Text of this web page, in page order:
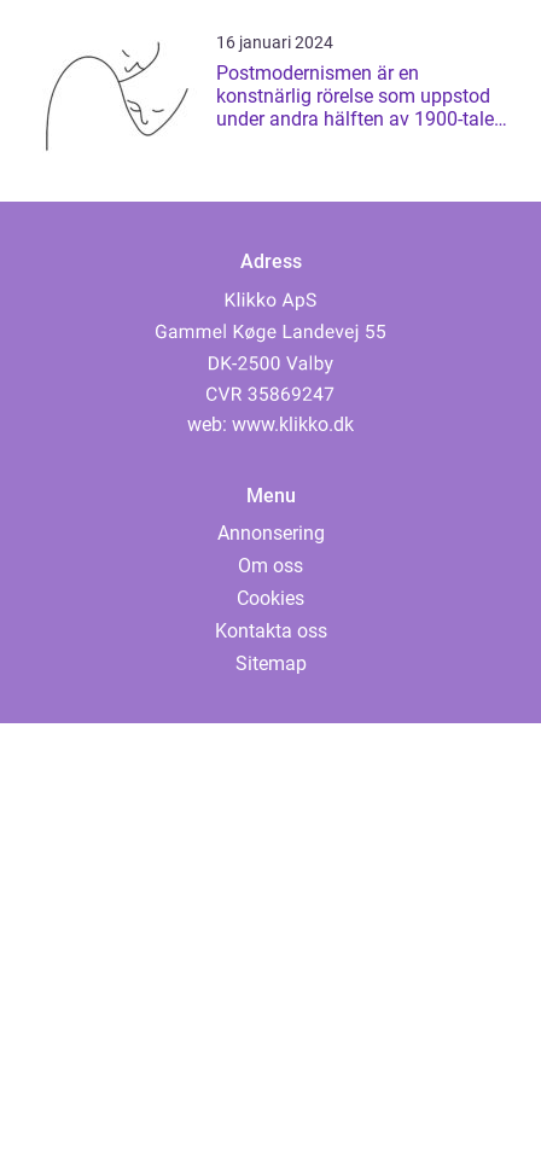
16 januari 2024
Postmodernismen är en
konstnärlig rörelse som uppstod
under andra hälften av 1900-talet
Adress
web: www.klikko.dk
Menu
Annonsering
Om oss
Cookies
Kontakta oss
Sitemap